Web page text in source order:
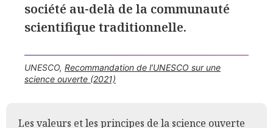
société au-delà de la communauté
scientifique traditionnelle.
UNESCO, Recommandation de l’UNESCO sur une
science ouverte (2021)
Les valeurs et les principes de la science ouverte